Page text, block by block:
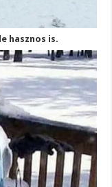
hasznos is.